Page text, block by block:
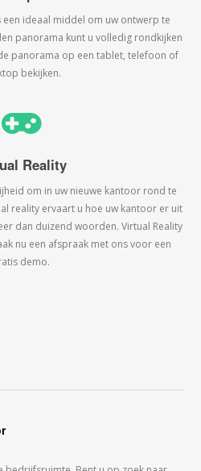
ideaal middel om uw ontwerp te
panorama kunt u volledig rondkijken
panorama op een tablet, telefoon of
bekijken.
Reality
om in uw nieuwe kantoor rond te
reality ervaart u hoe uw kantoor er uit
dan duizend woorden. Virtual Reality
nu een afspraak met ons voor een
demo.